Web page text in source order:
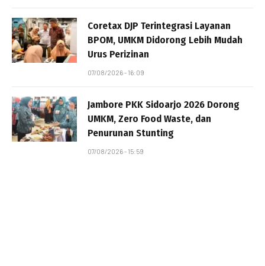
Coretax DJP Terintegrasi Layanan
BPOM, UMKM Didorong Lebih Mudah
Urus Perizinan
07/08/2026 - 16:09
Jambore PKK Sidoarjo 2026 Dorong
UMKM, Zero Food Waste, dan
Penurunan Stunting
07/08/2026 - 15:59